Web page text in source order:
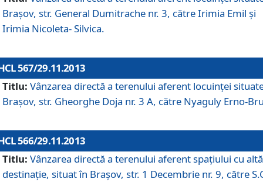
Braşov, str. General Dumitrache nr. 3, către Irimia Emil şi
Irimia Nicoleta- Silvica.
567/29.11.2013
Titlu: Vânzarea directă a terenului aferent locuinţei
Braşov, str. Gheorghe Doja nr. 3 A, către Nyaguly Erno-
566/29.11.2013
Titlu: Vânzarea directă a terenului aferent spaţiului cu altă
destinaţie, situat în Braşov, str. 1 Decembrie nr. 9, către